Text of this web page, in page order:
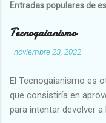
Entradas populares de
Tecnogaianismo
-noviembre 23, 2022
El Tecnogaianismo es
que consistiría en
para intentar devolver